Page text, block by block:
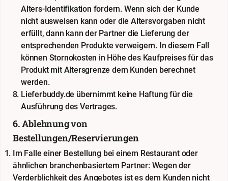
Alters-Identifikation fordern. Wenn sich der Kunde
nicht ausweisen kann oder die Altersvorgaben nicht
erfüllt, dann kann der Partner die Lieferung der
entsprechenden Produkte verweigern. In diesem Fall
können Stornokosten in Höhe des Kaufpreises für das
Produkt mit Altersgrenze dem Kunden berechnet
werden.
Lieferbuddy.de übernimmt keine Haftung für die
Ausführung des Vertrages.
6. Ablehnung von
Bestellungen/Reservierungen
Im Falle einer Bestellung bei einem Restaurant oder
ähnlichen branchenbasiertem Partner: Wegen der
Verderblichkeit des Angebotes ist es dem Kunden nicht